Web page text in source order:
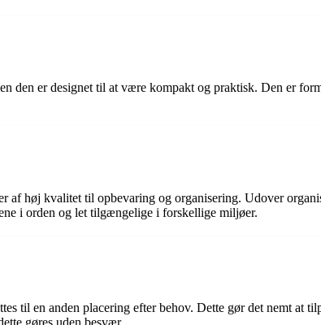
den er designet til at være kompakt og praktisk. Den er
høj kvalitet til opbevaring og organisering. Udover
i orden og let tilgængelige i forskellige miljøer.
til en anden placering efter behov. Dette gør det nemt at